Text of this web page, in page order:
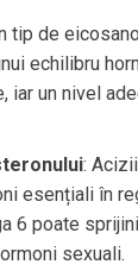
tip de
echilibru
iar un nivel
:
esențiali în
6 poate
sexuali.